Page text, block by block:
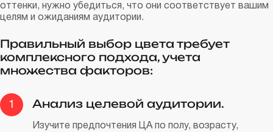
оттенки, нужно убедиться, что они соответствует вашим
целям и ожиданиям аудитории.
Правильный выбор цвета требует
комплексного подхода, учета
множества факторов:
1 Анализ целевой аудитории.
Изучите предпочтения ЦА по полу, возрасту,